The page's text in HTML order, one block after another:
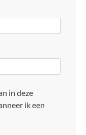
in deze
ik een